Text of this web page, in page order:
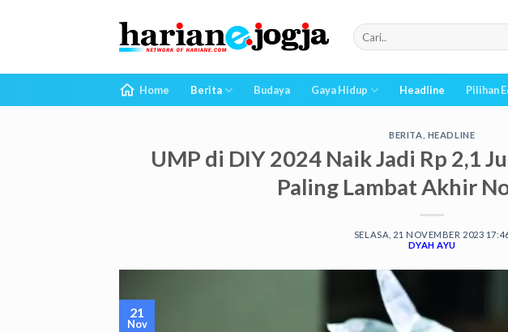
Home Berita Budaya Gaya Hidup Headline Pilihan
BERITA HEADLINE
UMP di DIY 2024 Naik Jadi Rp 2,1
Paling Lambat Akhir
SELASA, 21 NOVEMBER 2023
DYAH AYU
21
Nov